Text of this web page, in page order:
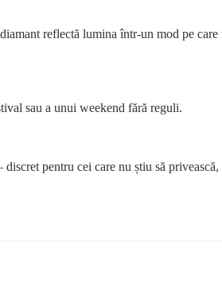
reflectă lumina într-un mod pe care
sau a unui weekend fără reguli.
pentru cei care nu știu să